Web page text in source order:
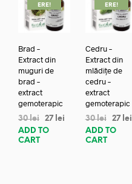
ERE!
Brad –
Extract din
muguri de
brad –
extract
gemoterapic
30lei 27 lei
ADD TO
CART
ERE!
Cedru –
Extract din
mlădițe de
cedru –
extract
gemoterapic
30lei 27 lei
ADD TO
CART